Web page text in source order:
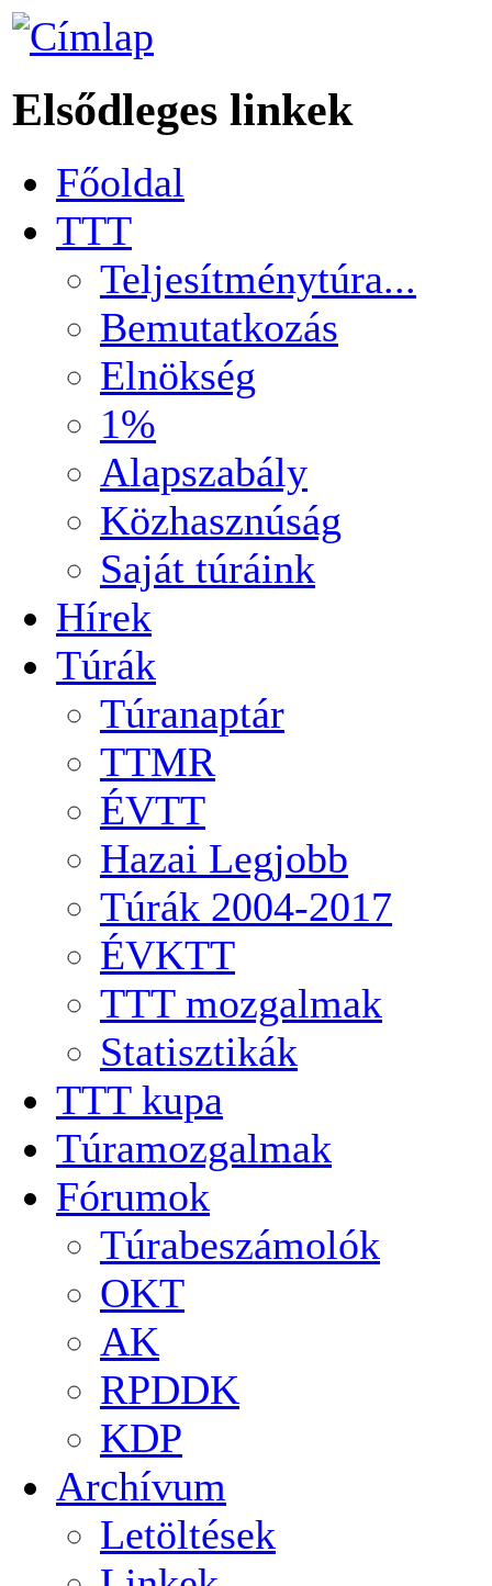
Elsődleges linkek
Főoldal
TTT
Teljesítménytúra...
Bemutatkozás
Elnökség
1%
Alapszabály
Közhasznúság
Saját túráink
Hírek
Túrák
Túranaptár
TTMR
ÉVTT
Hazai Legjobb
Túrák 2004-2017
ÉVKTT
TTT mozgalmak
Statisztikák
TTT kupa
Túramozgalmak
Fórumok
Túrabeszámolók
OKT
AK
RPDDK
KDP
Archívum
Letöltések